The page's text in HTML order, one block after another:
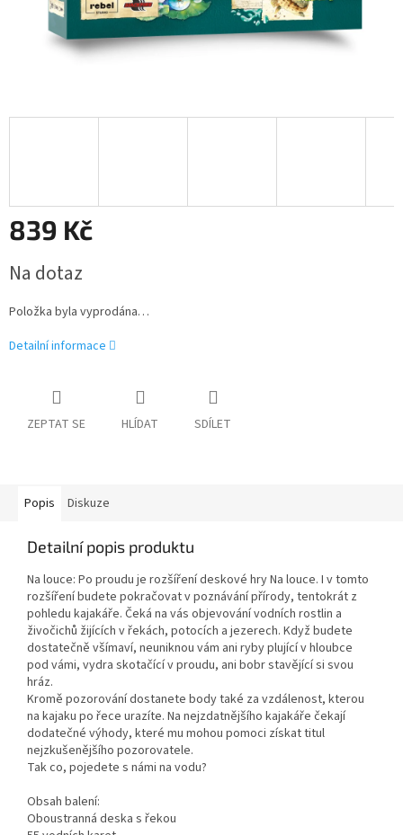
839 Kč
cena:
Na dotaz
Položka byla vyprodána…
Detailní informace
ZEPTAT SE HLÍDAT SDÍLET
Popis Diskuze
Detailní popis produktu
Na louce: Po proudu je rozšíření deskové hry Na louce. I v tomto
rozšíření budete pokračovat v poznávání přírody, tentokrát z
pohledu kajakáře. Čeká na vás objevování vodních rostlin a
živočichů žijících v řekách, potocích a jezerech. Když budete
dostatečně všímaví, neuniknou vám ani ryby plující v hloubce
pod vámi, vydra skotačící v proudu, ani bobr stavějící si svou
hráz.
Kromě pozorování dostanete body také za vzdálenost, kterou
na kajaku po řece urazíte. Na nejzdatnějšího kajakáře čekají
dodatečné výhody, které mu mohou pomoci získat titul
nejzkušenějšího pozorovatele.
Tak co, pojedete s námi na vodu?
Obsah balení:
Oboustranná deska s řekou